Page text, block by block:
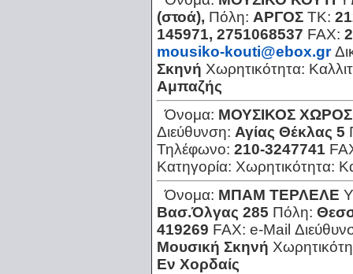
(στοά), Πόλη: ΑΡΓΟΣ ΤΚ:
145971, 2751068537 FAX:
mousiko-kouti@ebox.gr
Σκηνή Χωρητικότητα:
Αμπαζής
Όνομα: ΜΟΥΣΙΚΟΣ
Διεύθυνση: Αγίας Θέκλας 5
Τηλέφωνο: 210-3247741
Κατηγορία: Χωρητικότητα:
Όνομα: ΜΠΑΜ ΤΕΡΛΕΛΕ
Βασ.Όλγας 285 Πόλη:
419269 FAX: e-Mail
Μουσική Σκηνή
Eν Χορδαίς